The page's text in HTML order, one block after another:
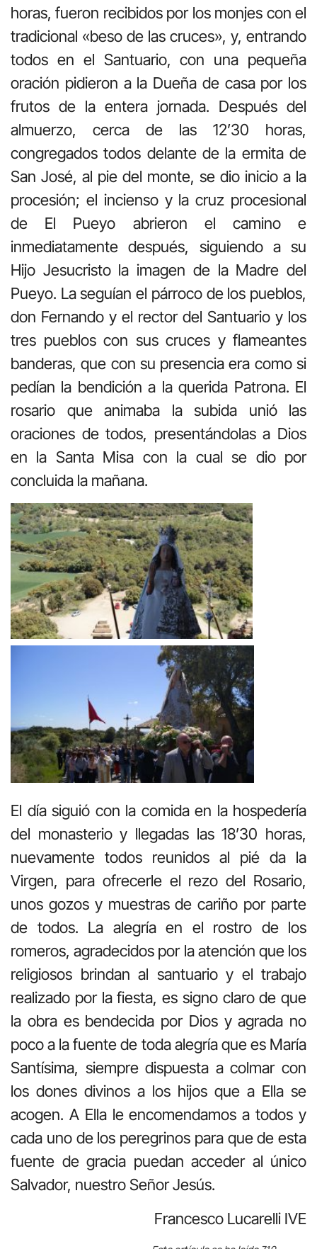
horas, fueron recibidos por los monjes con el
tradicional «beso de las cruces», y, entrando
todos en el Santuario, con una pequeña
oración pidieron a la Dueña de casa por los
frutos de la entera jornada. Después del
almuerzo, cerca de las 12’30 horas,
congregados todos delante de la ermita de
San José, al pie del monte, se dio inicio a la
procesión; el incienso y la cruz procesional
de El Pueyo abrieron el camino e
inmediatamente después, siguiendo a su
Hijo Jesucristo la imagen de la Madre del
Pueyo. La seguían el párroco de los pueblos,
don Fernando y el rector del Santuario y los
tres pueblos con sus cruces y flameantes
banderas, que con su presencia era como si
pedían la bendición a la querida Patrona. El
rosario que animaba la subida unió las
oraciones de todos, presentándolas a Dios
en la Santa Misa con la cual se dio por
concluida la mañana.
El día siguió con la comida en la hospedería
del monasterio y llegadas las 18’30 horas,
nuevamente todos reunidos al pié da la
Virgen, para ofrecerle el rezo del Rosario,
unos gozos y muestras de cariño por parte
de todos. La alegría en el rostro de los
romeros, agradecidos por la atención que los
religiosos brindan al santuario y el trabajo
realizado por la fiesta, es signo claro de que
la obra es bendecida por Dios y agrada no
poco a la fuente de toda alegría que es María
Santísima, siempre dispuesta a colmar con
los dones divinos a los hijos que a Ella se
acogen. A Ella le encomendamos a todos y
cada uno de los peregrinos para que de esta
fuente de gracia puedan acceder al único
Salvador, nuestro Señor Jesús.
Francesco Lucarelli IVE